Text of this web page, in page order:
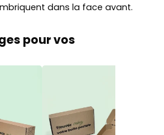
dans la face avant.